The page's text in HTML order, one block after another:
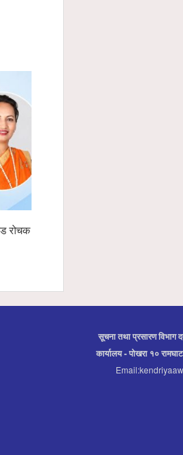
टोली र हिन्दूवादी
सूचना तथा प्रसारण विभाग
कार्यालय - पोखरा १०